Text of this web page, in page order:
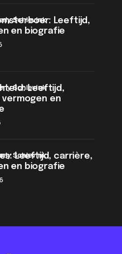
Leeftijd,
en biografie
Schievink
Leeftijd,
en
Schievink
Leeftijd, carrière,
en biografie
Schievink